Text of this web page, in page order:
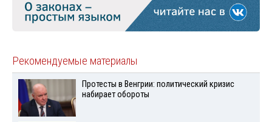
Рекомендуемые материалы
Протесты в Венгрии: политический кризис
набирает обороты